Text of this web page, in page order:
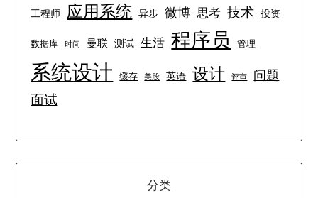
工程师 应用系统 异步 微博 思考 技术 投资
数据库 时间 曼联 测试 生活 程序员 管理
系统设计 缓存 美股 英语 设计 评审 问题
面试
分类